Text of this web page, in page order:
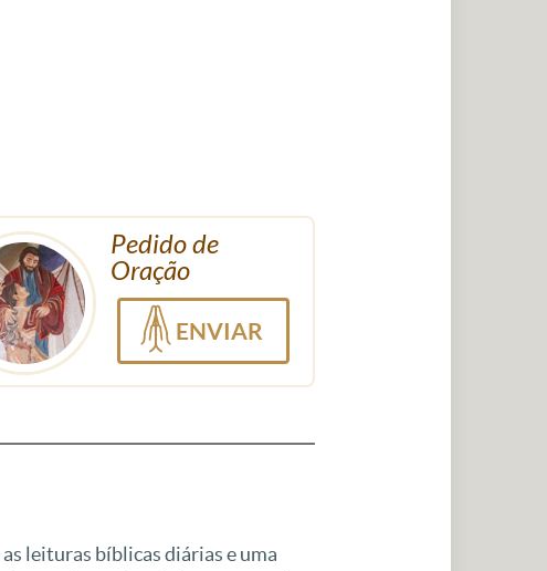
Pedido de
Oração
ENVIAR
leituras bíblicas diárias e uma